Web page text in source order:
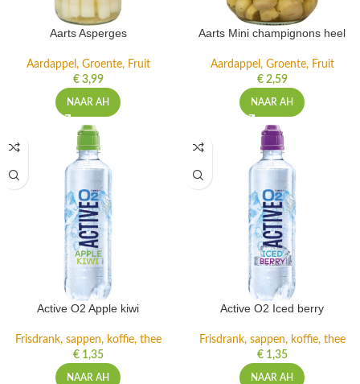
Aarts Asperges
Aardappel, Groente, Fruit
€3,99
NAAR AH
Aarts Mini champignons heel
Aardappel, Groente, Fruit
€2,59
NAAR AH
Active O2 Apple kiwi
Frisdrank, sappen, koffie, thee
€1,35
NAAR AH
Active O2 Iced berry
Frisdrank, sappen, koffie, thee
€1,35
NAAR AH